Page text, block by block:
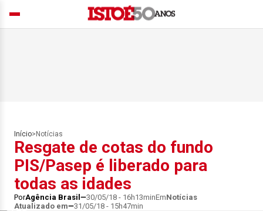
Início> Notícias
Resgate de cotas do fundo
PIS/Pasep é liberado para
todas as idades
PorAgência Brasil 30/05/18 - 16h13minEmNotícias
Atualizado em
31/05/18 - 15h47min